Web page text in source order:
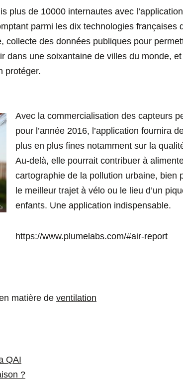
plus de 10000 internautes avec
parmi les dix technologies françaises
collecte des données publiques pour
dans une soixantaine de villes du monde,
protéger.
Avec la commercialisation des capteurs
pour l’année 2016, l’application fournira
plus en plus fines notamment sur la
Au-delà, elle pourrait contribuer à
cartographie de la pollution urbaine, bien
le meilleur trajet à vélo ou le lieu d’un
enfants. Une application indispensable.
https://www.plumelabs.com/#air-report
matière de ventilation
QAI
?